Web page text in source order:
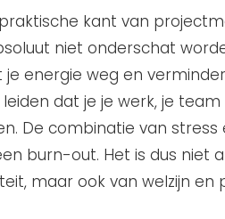
kant van
niet onderschat
je energie weg en
dat je je werk, je
De combinatie van
burn-out. Het is dus niet
maar ook van welzijn en